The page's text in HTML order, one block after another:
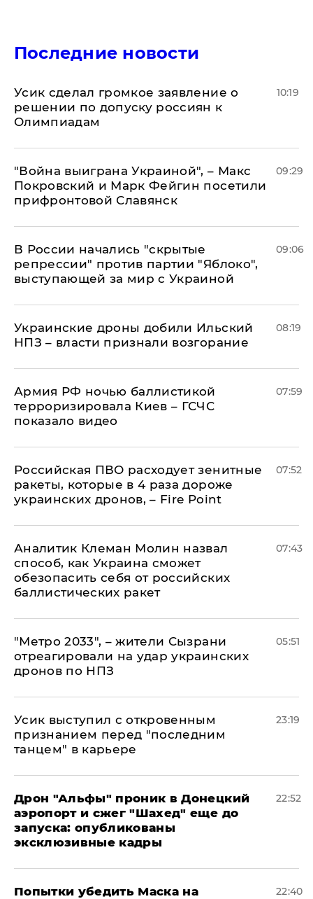
Последние новости
Усик сделал громкое заявление о
решении по допуску россиян к
Олимпиадам
10:19
"Война выиграна Украиной", – Макс
Покровский и Марк Фейгин посетили
прифронтовой Славянск
09:29
В России начались "скрытые
репрессии" против партии "Яблоко",
выступающей за мир с Украиной
09:06
Украинские дроны добили Ильский
НПЗ – власти признали возгорание
08:19
Армия РФ ночью баллистикой
терроризировала Киев – ГСЧС
показало видео
07:59
Российская ПВО расходует зенитные
ракеты, которые в 4 раза дороже
украинских дронов, – Fire Point
07:52
Аналитик Клеман Молин назвал
способ, как Украина сможет
обезопасить себя от российских
баллистических ракет
07:43
"Метро 2033", – жители Сызрани
отреагировали на удар украинских
дронов по НПЗ
05:51
Усик выступил с откровенным
признанием перед "последним
танцем" в карьере
23:19
Дрон "Альфы" проник в Донецкий
аэропорт и сжег "Шахед" еще до
запуска: опубликованы
эксклюзивные кадры
22:52
Попытки убедить Маска на
22:40